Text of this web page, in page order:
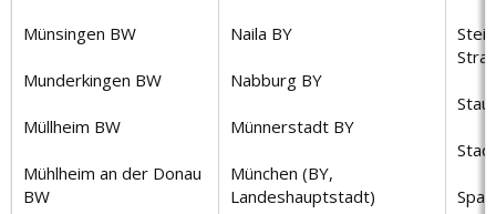
Münsingen BW
Munderkingen BW
Müllheim BW
Mühlheim an der Donau
BW
Naila BY
Nabburg BY
Münnerstadt BY
München (BY,
Landeshauptstadt)